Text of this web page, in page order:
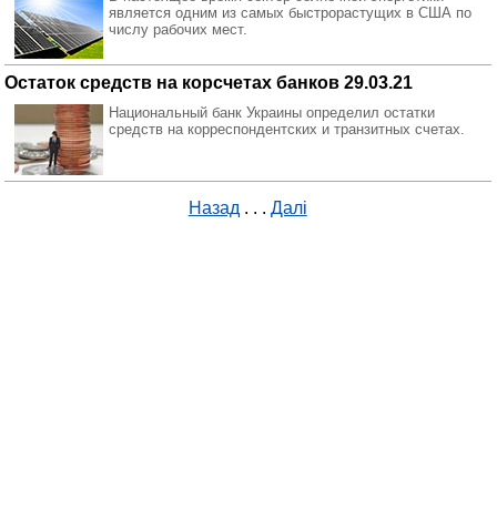
является одним из самых быстрорастущих в США по
числу рабочих мест.
Остаток средств на корсчетах банков 29.03.21
Национальный банк Украины определил остатки
средств на корреспондентских и транзитных счетах.
Назад . . . Далі